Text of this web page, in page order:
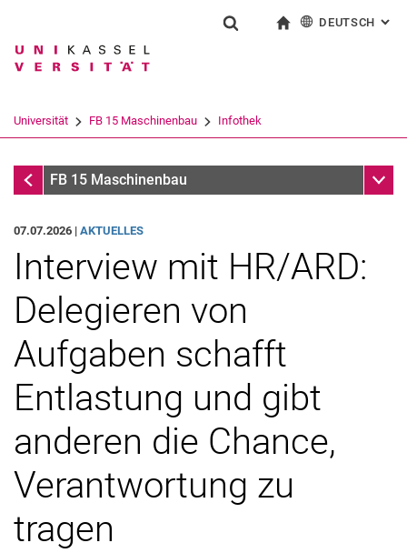
Springe direkt zu: Inhalt
Springe direkt zu: Suche
Springe direkt zu:
Suchbegriff
Suchen (öffnet externen Link in einem
DEUTSCH :
Universität FB 15 Maschinenbau Infothek
InfothekFB 15 Maschinenbau
Stellenangebote
07.07.2026 | AKTUELLES
Interview mit HR/ARD:
Delegieren von
Aufgaben schafft
Entlastung und gibt
anderen die Chance,
Verantwortung zu
tragen